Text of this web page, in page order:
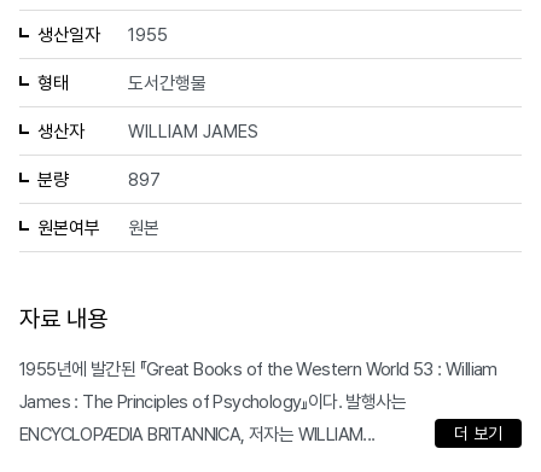
생산일자 1955
형태 도서간행물
생산자 WILLIAM JAMES
분량 897
원본여부 원본
자료 내용
1955년에 발간된 『Great Books of the Western World 53 : William
James : The Principles of Psychology』이다. 발행사는
ENCYCLOPÆDIA BRITANNICA, 저자는 WILLIAM...
더 보기